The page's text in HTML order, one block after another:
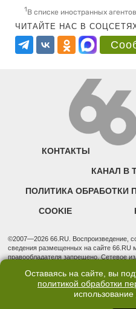
1В списке иностранных
ЧИТАЙТЕ НАС В
КОНТАКТЫ
КАНАЛ В
ПОЛИТИКА ОБРАБОТКИ
COOKIE
©2007—2026 66.RU. Воспроизведение,
сведения размещенных на сайте 66.RU
правообладателя запрещено. Сетевое
надзору в сфере связи,
(Роскомнадзор). Регистрационный
Учредитель: Общество с ограниченной
Оставаясь на сайте, вы
политикой обработки
использование